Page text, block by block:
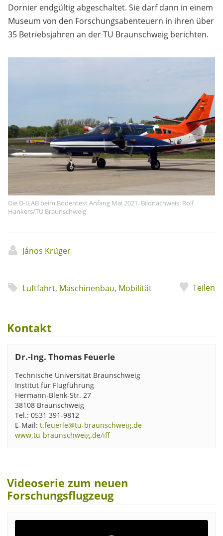
Dornier endgültig abgeschaltet. Sie darf dann in einem
Museum von den Forschungsabenteuern in ihren über
35 Betriebsjahren an der TU Braunschweig berichten.
Die D-ILAB beim Bodentest Anfang Mai 2021. Bildnachweis: Rolf
Hankers/TU Braunschweig
János Krüger
Luftfahrt, Maschinenbau, Mobilität Teilen
Kontakt
Dr.-Ing. Thomas Feuerle
Technische Universität Braunschweig
Institut für Flugführung
Hermann-Blenk-Str. 27
38108 Braunschweig
Tel.: 0531 391-9812
E-Mail: t.feuerle@tu-braunschweig.de
www.tu-braunschweig.de/iff
Videoserie zum neuen
Forschungsflugzeug